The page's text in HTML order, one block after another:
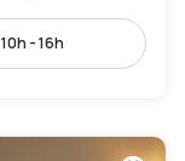
10h - 16h